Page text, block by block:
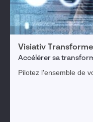
Visiativ
Accélérer sa
Pilotez l'ensemble de